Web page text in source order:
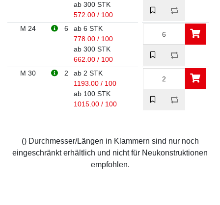
ab 300 STK
572.00 / 100
M 24
6
ab 6 STK
778.00 / 100
ab 300 STK
662.00 / 100
M 30
2
ab 2 STK
1193.00 / 100
ab 100 STK
1015.00 / 100
() Durchmesser/Längen in Klammern sind nur noch
eingeschränkt erhältlich und nicht für Neukonstruktionen
empfohlen.